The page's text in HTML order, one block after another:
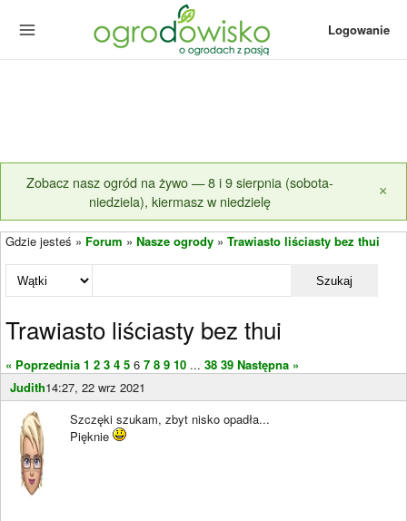
Logowanie
Zobacz nasz ogród na żywo — 8 i 9 sierpnia (sobota-
niedziela), kiermasz w niedzielę
×
Gdzie jesteś » Forum » Nasze ogrody » Trawiasto liściasty bez thui
Szukaj
Trawiasto liściasty bez thui
« Poprzednia 1 2 3 4 5 6 7 8 9 10 ... 38 39 Następna »
Judith14:27, 22 wrz 2021
Szczęki szukam, zbyt nisko opadła...
Pięknie